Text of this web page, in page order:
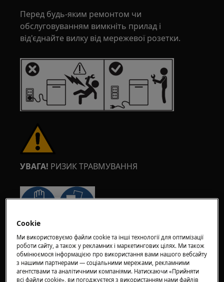
Перед будь-яким ремонтом чи
обслуговуванням вимкніть прилад і
від'єднайте вилку від мережевої розетки.
УВАГА! РИЗИК ТРАВМУВАННЯ
Завжди будьте обережні при переміщенні
побутової техніки. Для важких приладів
найбезпечніше, щоб їх пересували двоє
осіб. Завжди використовуйте захисні рукавиці
Cookie
Ми використовуємо файли cookie та інші технології для оптимізації
роботи сайту, а також у рекламних і маркетингових цілях. Ми також
обмінюємося інформацією про використання вами нашого вебсайту
з нашими партнерами — соціальними мережами, рекламними
агентствами та аналітичними компаніями. Натискаючи «Прийняти
всі файли сookie», ви погоджуєтеся з використанням нами файлів